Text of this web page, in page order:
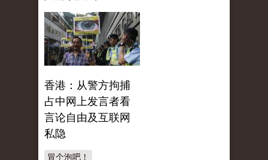
香港：从警方拘捕
占中网上发言者看
言论自由及互联网
私隐
冒个泡吧！